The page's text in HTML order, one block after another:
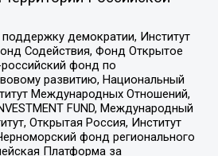
демократии, Институт
Содействия, Фонд Открытое
фонд по
развитию, Национальный
Международных Отношений,
FUND, Международный
Открытая Россия, Институт
фонд регионального
Платформа за